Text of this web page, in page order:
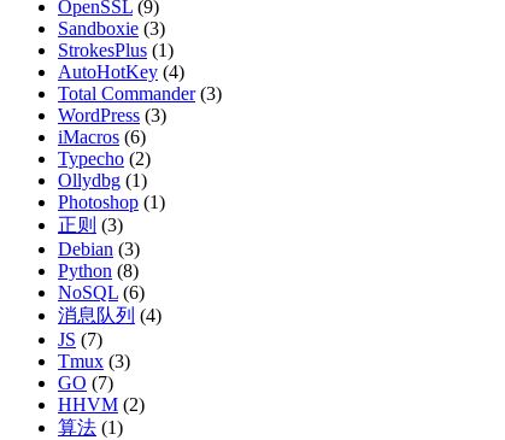
OpenSSL (9)
Sandboxie (3)
StrokesPlus (1)
AutoHotKey (4)
Total Commander(3)
WordPress (3)
iMacros (6)
Typecho (2)
Ollydbg (1)
Photoshop (1)
正则 (3)
Debian (3)
Python (8)
NoSQL (6)
消息队列 (4)
JS (7)
Tmux (3)
GO (7)
HHVM (2)
算法 (1)